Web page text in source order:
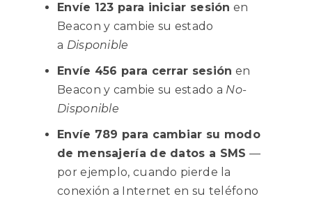
Envíe 123 para iniciar sesión en
Beacon y cambie su estado
a Disponible
Envíe 456 para cerrar sesión en
Beacon y cambie su estado a No-
Disponible
Envíe 789 para cambiar su modo
de mensajería de datos a SMS —
por ejemplo, cuando pierde la
conexión a Internet en su teléfono